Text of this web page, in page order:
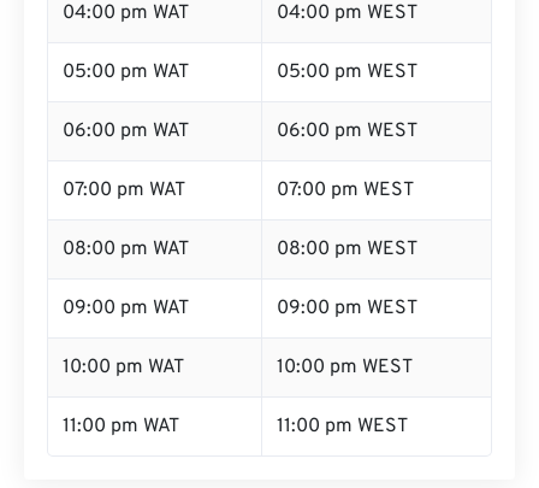
04:00 pm WAT 04:00 pm WEST
05:00 pm WAT 05:00 pm WEST
06:00 pm WAT 06:00 pm WEST
07:00 pm WAT 07:00 pm WEST
08:00 pm WAT 08:00 pm WEST
09:00 pm WAT 09:00 pm WEST
10:00 pm WAT 10:00 pm WEST
11:00 pm WAT 11:00 pm WEST